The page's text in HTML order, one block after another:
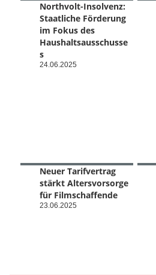
Northvolt-Insolvenz:
Staatliche Förderung
im Fokus des
Haushaltsausschusse
s
24.06.2025
Neuer Tarifvertrag
stärkt Altersvorsorge
für Filmschaffende
23.06.2025